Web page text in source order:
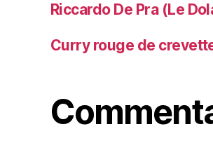
Riccardo De Pra (Le
Curry rouge de